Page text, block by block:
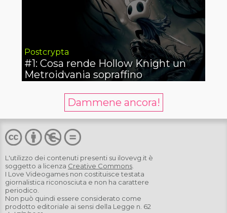
Postcrypta
#1: Cosa rende Hollow Knight un
Metroidvania sopraffino
Dammene ancora!
L'utilizzo dei contenuti presenti su ilovevg.it è
soggetto a licenza Creative Commons.
I Love Videogames non costituisce testata
giornalistica riconosciuta e non ha carattere
periodico.
Non può quindi essere considerato come
prodotto editoriale ai sensi della Legge n. 62